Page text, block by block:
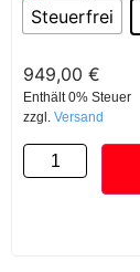
Steuerfrei
949,00 €
Enthält 0% Steuer
zzgl. Versand